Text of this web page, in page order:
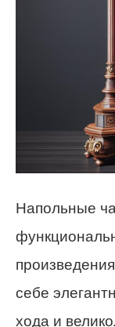
Напольные
себе
хода и